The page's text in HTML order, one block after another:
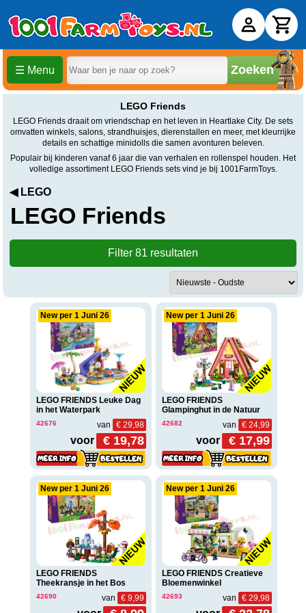
☰ Menu Zoeken
LEGO Friends kopen
LEGO Friends
LEGO Friends draait om vriendschap en het leven in Heartlake City. De sets
omvatten winkels, salons, strandhuisjes, dierenstallen en meer, met kleurrijke
details en schattige minidolls die samen avonturen beleven.
Populair bij kinderen vanaf 6 jaar die van verhalen en rollenspel houden. Het
volledige assortiment LEGO Friends sets vind je bij 1001FarmToys.
◀ LEGO
LEGO Friends
Filter 81 resultaten
New per 1 Juni 26
LEGO FRIENDS Leuke Dag
in het Waterpark
€ 29,98
van
€ 19,78
voor
42676
New per 1 Juni 26
LEGO FRIENDS
Glampinghut in de Natuur
€ 24,99
van
€ 17,99
voor
42682
New per 1 Juni 26
LEGO FRIENDS
Theekransje in het Bos
€ 9,99
van
42690
New per 1 Juni 26
LEGO FRIENDS Creatieve
Bloemenwinkel
€ 29,98
van
42693